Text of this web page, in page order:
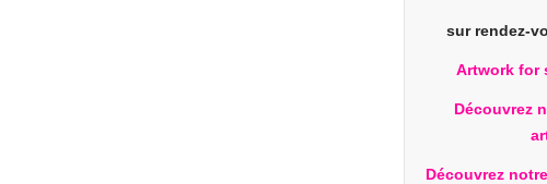
sur rendez-
Artwork for
Découvrez
Découvrez